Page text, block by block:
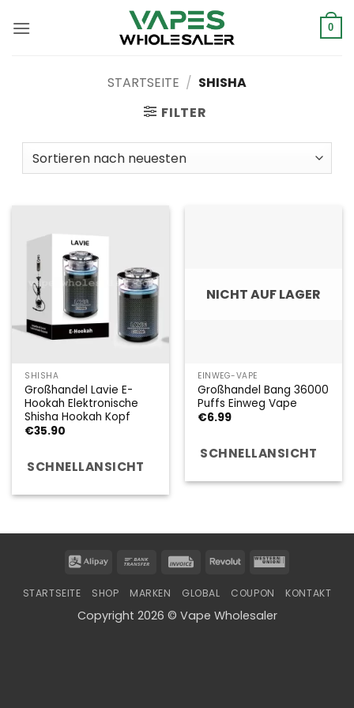
Inhalt
0
STARTSEITE / SHISHA
FILTER
SHISHA
Großhandel Lavie E-
Hookah Elektronische
Shisha Hookah Kopf
€35.90
SCHNELLANSICHT
NICHT AUF LAGER
EINWEG-VAPE
Großhandel Bang 36000
Puffs Einweg Vape
€6.99
SCHNELLANSICHT
Alipay
Bank
Invoice RevolutWestern
STARTSEITE SHOP MARKEN GLOBAL COUPON KONTAKT
Copyright 2026 © Vape Wholesaler